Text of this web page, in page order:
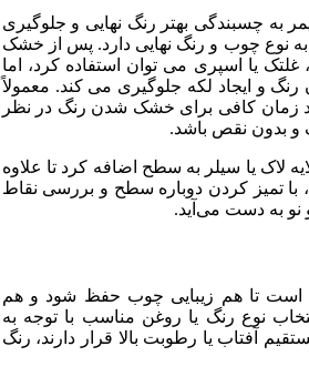
به چسبندگی بهتر رنگ نهایی و جلوگیری
نوع چوب و رنگ نهایی دارد. پس از خشک
یا اسپری می توان استفاده کرد، اما
و ایجاد لکه جلوگیری می کند. معمولاً
زمان کافی برای خشک شدن رنگ در نظر
و بدون نقص باشد.
یا سیلر به سطح اضافه کرد تا علاوه
با تمیز کردن دوباره سطح و بررسی نقاط
نو به دست می‌آید.
است تا هم زیبایی چوب حفظ شود و هم
نوع رنگ یا روغن مناسب با توجه به
آفتاب یا رطوبت بالا قرار دارند، رنگ